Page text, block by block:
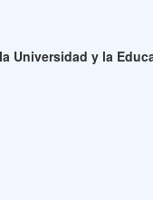
Universidad y la